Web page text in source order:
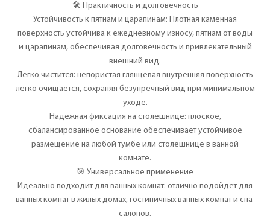
🛠️ Практичность и долговечность
Устойчивость к пятнам и царапинам: Плотная каменная
поверхность устойчива к ежедневному износу, пятнам от воды
и царапинам, обеспечивая долговечность и привлекательный
внешний вид.
Легко чистится: непористая глянцевая внутренняя поверхность
легко очищается, сохраняя безупречный вид при минимальном
уходе.
Надежная фиксация на столешнице: плоское,
сбалансированное основание обеспечивает устойчивое
размещение на любой тумбе или столешнице в ванной
комнате.
🎯 Универсальное применение
Идеально подходит для ванных комнат: отлично подойдет для
ванных комнат в жилых домах, гостиничных ванных комнат и спа-
салонов.